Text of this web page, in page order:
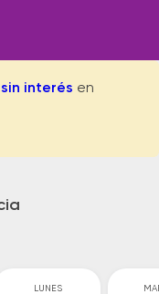
interés en
LUNES